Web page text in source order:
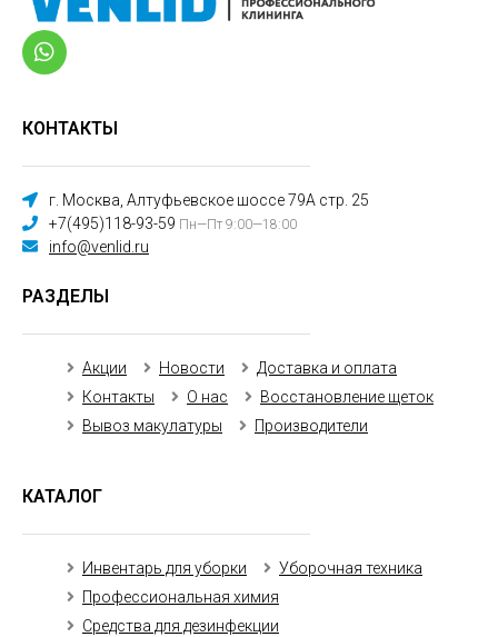
КОНТАКТЫ
г. Москва, Алтуфьевское шоссе 79А стр. 25
+7(495)118-93-59 Пн—Пт 9:00—18:00
info@venlid.ru
РАЗДЕЛЫ
Акции Новости
Доставка и оплата
Контакты
О нас
Восстановление щеток
Вывоз макулатуры
Производители
КАТАЛОГ
Инвентарь для уборки
Уборочная техника
Профессиональная химия
Средства для дезинфекции